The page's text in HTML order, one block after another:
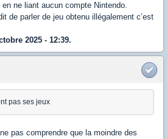
ne liant aucun compte Nintendo.
de parler de jeu obtenu illégalement c’est
2025 - 12:39.
pas ses jeux
pas comprendre que la moindre des